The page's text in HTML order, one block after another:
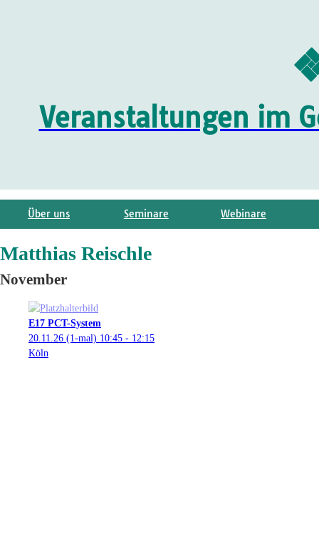
Veranstaltungen im
Über uns Seminare Webinare
Matthias Reischle
November
E17 PCT-System
20.11.26 (1-mal) 10:45 - 12:15
Köln